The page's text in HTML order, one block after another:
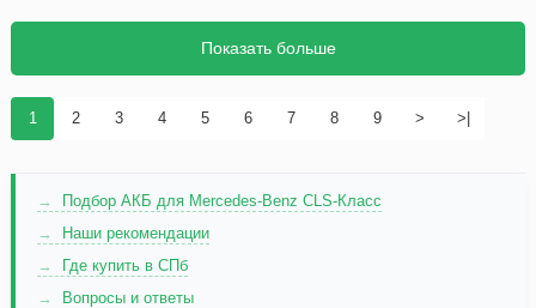
1 2 3 4 5 6 7 8 9 > >|
Показать больше
Подбор АКБ для Mercedes-Benz CLS-Класс
Наши рекомендации
Где купить в СПб
Вопросы и ответы